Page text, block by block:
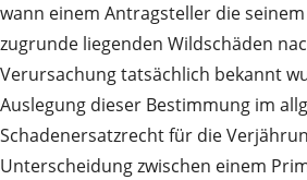
wann einem Antragsteller die
zugrunde liegenden Wildschäden
Verursachung tatsächlich bekannt
Auslegung dieser Bestimmung im
Schadenersatzrecht für die
Unterscheidung zwischen einem